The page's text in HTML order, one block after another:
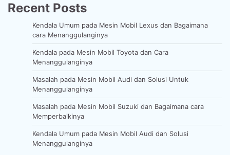
Recent Posts
Kendala Umum pada Mesin Mobil Lexus dan Bagaimana
cara Menanggulanginya
Kendala pada Mesin Mobil Toyota dan Cara
Menanggulanginya
Masalah pada Mesin Mobil Audi dan Solusi Untuk
Menanggulanginya
Masalah pada Mesin Mobil Suzuki dan Bagaimana cara
Memperbaikinya
Kendala Umum pada Mesin Mobil Audi dan Solusi
Menanggulanginya